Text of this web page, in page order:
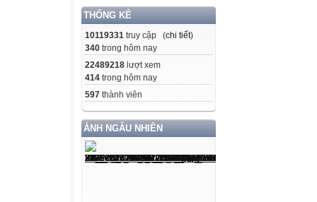
THỐNG KÊ
10119331 truy cập (chi tiết)
340 trong hôm nay
22489218 lượt xem
414 trong hôm nay
597 thành viên
ẢNH NGẪU NHIÊN